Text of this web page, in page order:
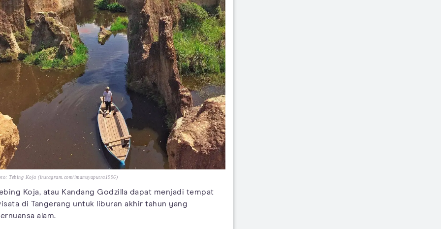
Tebing Koja (instagram.com/imamsyaputra1996)
Koja, atau Kandang Godzilla dapat menjadi tempat
di Tangerang untuk liburan akhir tahun yang
alam.